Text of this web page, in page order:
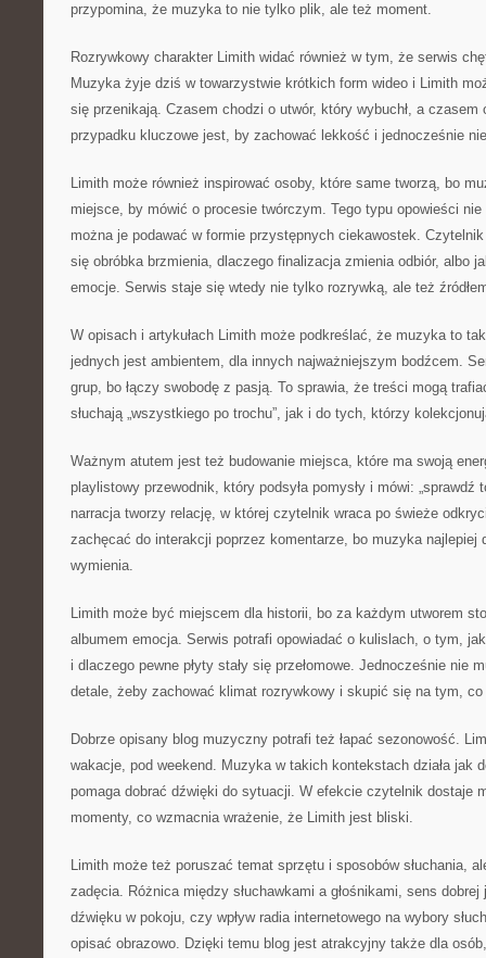
przypomina, że muzyka to nie tylko plik, ale też moment.
Rozrywkowy charakter Limith widać również w tym, że serwis
Muzyka żyje dziś w towarzystwie krótkich form wideo i Limith
się przenikają. Czasem chodzi o utwór, który wybuchł, a
przypadku kluczowe jest, by zachować lekkość i jednocześnie
Limith może również inspirować osoby, które same tworzą, bo
miejsce, by mówić o procesie twórczym. Tego typu opowieści
można je podawać w formie przystępnych ciekawostek.
się obróbka brzmienia, dlaczego finalizacja zmienia odbiór, albo
emocje. Serwis staje się wtedy nie tylko rozrywką, ale też
W opisach i artykułach Limith może podkreślać, że muzyka to
jednych jest ambientem, dla innych najważniejszym bodźcem.
grup, bo łączy swobodę z pasją. To sprawia, że treści mogą
słuchają „wszystkiego po trochu”, jak i do tych, którzy
Ważnym atutem jest też budowanie miejsca, które ma swoją
playlistowy przewodnik, który podsyła pomysły i mówi: „sprawdź
narracja tworzy relację, w której czytelnik wraca po świeże
zachęcać do interakcji poprzez komentarze, bo muzyka najlepiej
wymienia.
Limith może być miejscem dla historii, bo za każdym utworem
albumem emocja. Serwis potrafi opowiadać o kulislach, o tym,
i dlaczego pewne płyty stały się przełomowe. Jednocześnie nie
detale, żeby zachować klimat rozrywkowy i skupić się na tym,
Dobrze opisany blog muzyczny potrafi też łapać sezonowość.
wakacje, pod weekend. Muzyka w takich kontekstach działa jak
pomaga dobrać dźwięki do sytuacji. W efekcie czytelnik dostaje
momenty, co wzmacnia wrażenie, że Limith jest bliski.
Limith może też poruszać temat sprzętu i sposobów słuchania,
zadęcia. Różnica między słuchawkami a głośnikami, sens
dźwięku w pokoju, czy wpływ radia internetowego na wybory
opisać obrazowo. Dzięki temu blog jest atrakcyjny także dla